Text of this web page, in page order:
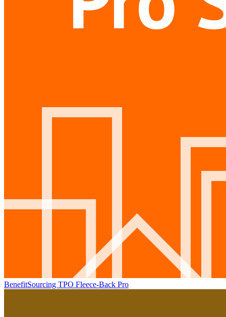
BenefitSourcing TPO Fleece-Back Pro